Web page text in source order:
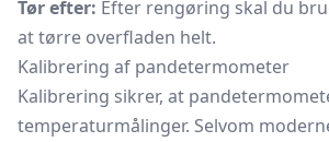
Tør efter: Efter rengøring skal du
at tørre overfladen helt.
Kalibrering af pandetermometer
Kalibrering sikrer, at
temperaturmålinger. Selvom